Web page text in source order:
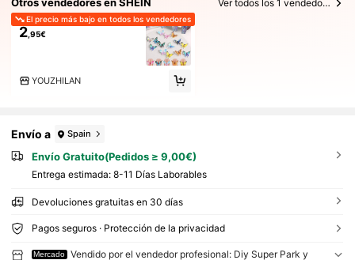
Otros vendedores en SHEIN Ver todos los 1 vendedores
El precio más bajo en todos los vendedores
2,95€
YOUZHILAN
Envío a Spain
Envío Gratuito(Pedidos ≥ 9,00€)
Entrega estimada: 8-11 Días Laborables
Devoluciones gratuitas en 30 días
Pagos seguros · Protección de la privacidad
Mercado
Vendido por el vendedor profesional: Diy Super Park y